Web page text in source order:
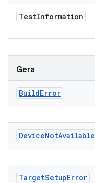
TestInformation
Gera
BuildError
DeviceNotAvailable
TargetSetupError